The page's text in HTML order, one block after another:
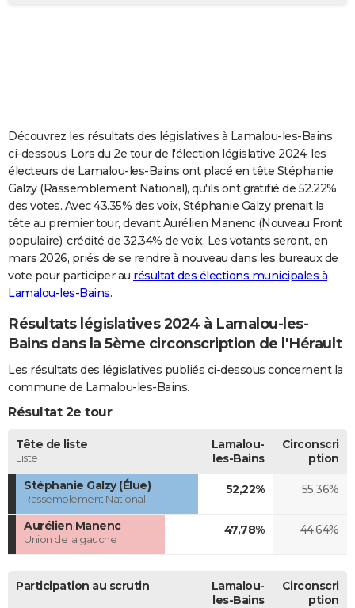
Carte de Noël
Carte Bonne année
Carte Saint-Valentin
Carte Pâques
Carte d'anniversaire
DICTIONNAIRE
Dictionnaire
Biographies
Citations
Expressions
Proverbes
COPAINS D'AVANT
S'inscrire
Se connecter
Lycées
Collèges
Primaires
Universités
Entreprises
Service militaire
Avis de recherche
AVIS DE DÉCÈS
FORUM
Découvrez les résultats des législatives à Lamalou-les-Bains
ci-dessous. Lors du 2e tour de l'élection législative 2024, les
électeurs de Lamalou-les-Bains ont placé en tête Stéphanie
Galzy (Rassemblement National), qu'ils ont gratifié de 52.22%
des votes. Avec 43.35% des voix, Stéphanie Galzy prenait la
tête au premier tour, devant Aurélien Manenc (Nouveau Front
populaire), crédité de 32.34% de voix. Les votants seront, en
mars 2026, priés de se rendre à nouveau dans les bureaux de
vote pour participer au résultat des élections municipales à
Lamalou-les-Bains.
Résultats législatives 2024 à Lamalou-les-
Bains dans la 5ème circonscription de l'Hérault
Les résultats des législatives publiés ci-dessous concernent la
commune de Lamalou-les-Bains.
Résultat 2e tour
Tête de liste
Liste
Lamalou-
les-Bains
Circonscri
ption
Stéphanie Galzy (Élue)
Rassemblement National
52,22% 55,36%
Aurélien Manenc
Union de la gauche
47,78% 44,64%
Participation au scrutin
Lamalou-
les-Bains
Circonscri
ption